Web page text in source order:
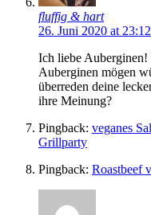
fluffig & hart
26. Juni 2020 at 23:12
Ich liebe Auberginen!
Auberginen mögen
überreden deine
ihre Meinung?
Pingback: veganes
Grillparty
Pingback: Roastbeef